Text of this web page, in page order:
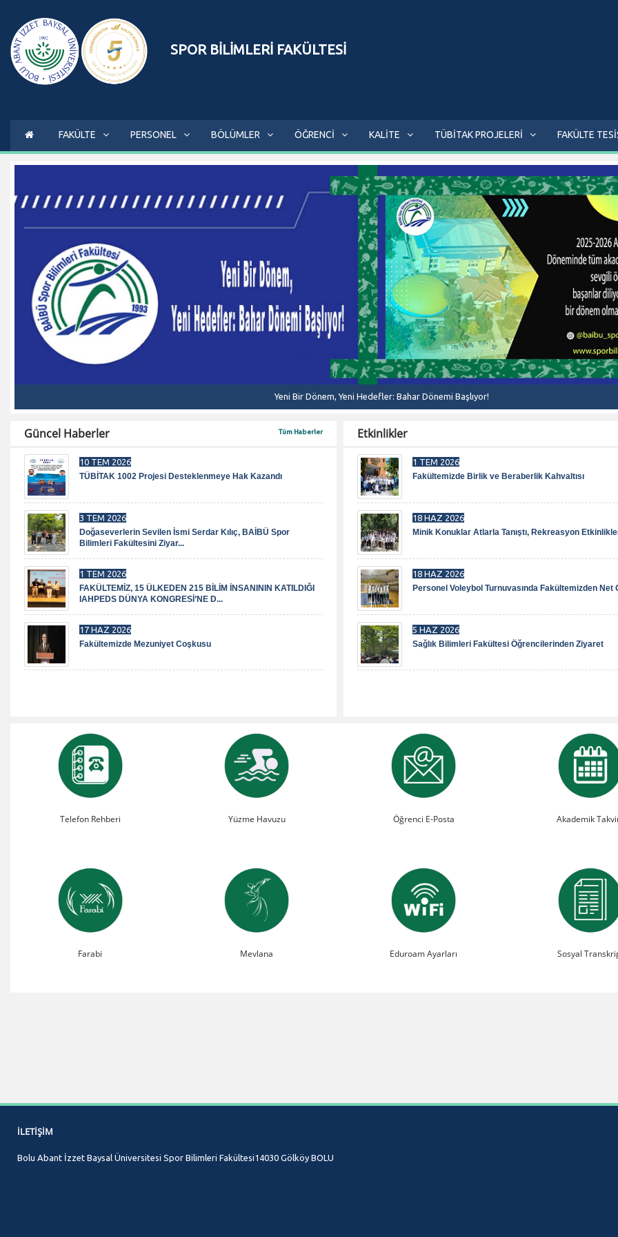
SPOR BİLİMLERİ FAKÜLTESİ
FAKÜLTE PERSONEL BÖLÜMLER ÖĞRENCİ KALİTE TÜBİTAK PROJELERİ FAKÜLTE
Yeni Bir Dönem, Yeni Hedefler: Bahar Dönemi Başlıyor!
Güncel Haberler Tüm Haberler
10 TEM 2026
TÜBİTAK 1002 Projesi Desteklenmeye Hak Kazandı
3 TEM 2026
Doğaseverlerin Sevilen İsmi Serdar Kılıç, BAİBÜ Spor
Bilimleri Fakültesini Ziyar...
1 TEM 2026
FAKÜLTEMİZ, 15 ÜLKEDEN 215 BİLİM İNSANININ KATILDIĞI
IAHPEDS DÜNYA KONGRESİ’NE D...
17 HAZ 2026
Fakültemizde Mezuniyet Coşkusu
Etkinlikler
1 TEM 2026
Fakültemizde Birlik ve Beraberlik Kahvaltısı
18 HAZ 2026
Minik Konuklar Atlarla Tanıştı, Rekreasyon
18 HAZ 2026
Personel Voleybol Turnuvasında Fakültemizden Net
5 HAZ 2026
Sağlık Bilimleri Fakültesi Öğrencilerinden Ziyaret
Telefon Rehberi Yüzme Havuzu Öğrenci E-Posta Akademik
Farabi Mevlana Eduroam Ayarları Sosyal
İLETIŞIM
Bolu Abant İzzet Baysal Üniversitesi Spor Bilimleri Fakültesi14030 Gölköy BOLU